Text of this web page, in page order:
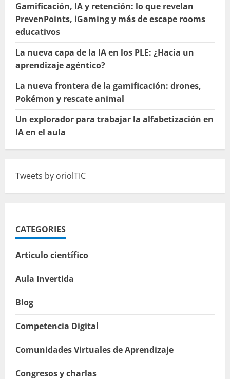
Gamificación, IA y retención: lo que revelan
PrevenPoints, iGaming y más de escape rooms
educativos
La nueva capa de la IA en los PLE: ¿Hacia un
aprendizaje agéntico?
La nueva frontera de la gamificación: drones,
Pokémon y rescate animal
Un explorador para trabajar la alfabetización en
IA en el aula
Tweets by oriolTIC
CATEGORIES
Articulo científico
Aula Invertida
Blog
Competencia Digital
Comunidades Virtuales de Aprendizaje
Congresos y charlas